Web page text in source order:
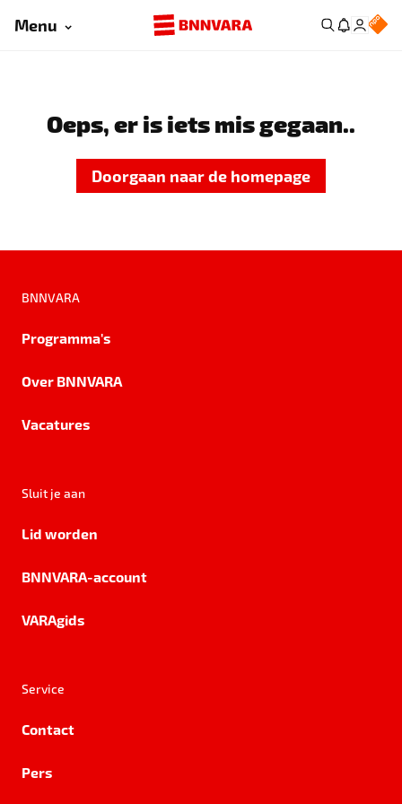
Menu
Oeps, er is iets mis gegaan..
Doorgaan naar de homepage
BNNVARA
Programma's
Over BNNVARA
Vacatures
Sluit je aan
Lid worden
BNNVARA-account
VARAgids
Service
Contact
Pers